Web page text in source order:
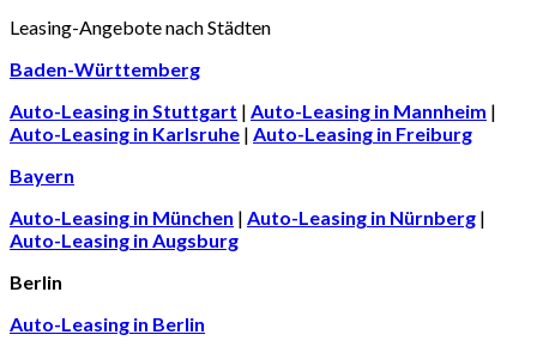
Leasing-Angebote nach Städten
Baden-Württemberg
Auto-Leasing in Stuttgart | Auto-Leasing in Mannheim |
Auto-Leasing in Karlsruhe | Auto-Leasing in Freiburg
Bayern
Auto-Leasing in München | Auto-Leasing in Nürnberg |
Auto-Leasing in Augsburg
Berlin
Auto-Leasing in Berlin